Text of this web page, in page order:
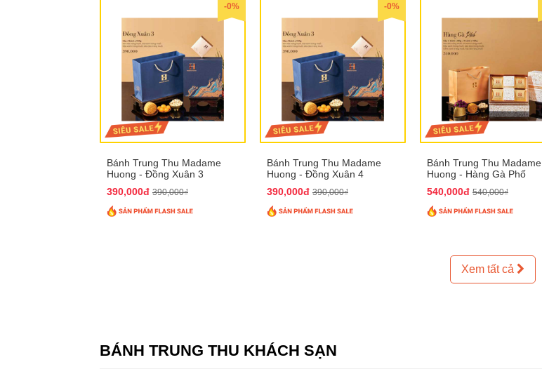
-0%
Bánh Trung Thu Madame
Huong - Đồng Xuân 3
390,000đ 390,000₫
-0%
Bánh Trung Thu Madame
Huong - Đồng Xuân 4
390,000đ 390,000₫
Bánh Trung Thu Madame
Huong - Hàng Gà Phố
540,000đ 540,000₫
Xem tất cả
BÁNH TRUNG THU KHÁCH SẠN